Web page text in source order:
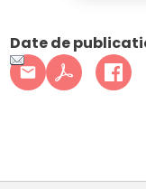
Date de